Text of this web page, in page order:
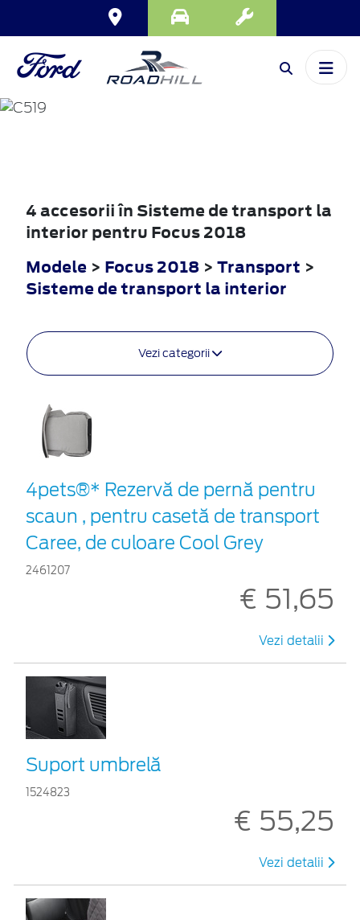
FOCUS
4 accesorii în Sisteme de transport la
interior pentru Focus 2018
Modele > Focus 2018 > Transport >
Sisteme de transport la interior
Vezi categorii
4pets®* Rezervă de pernă pentru
scaun , pentru casetă de transport
Caree, de culoare Cool Grey
2461207
€ 51,65
Vezi detalii
Suport umbrelă
1524823
€ 55,25
Vezi detalii